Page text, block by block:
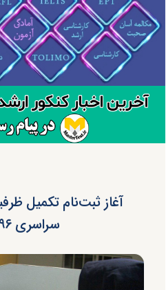
آغاز ثبت‌نام تکمیل
سراسری ۹۶ از فردا